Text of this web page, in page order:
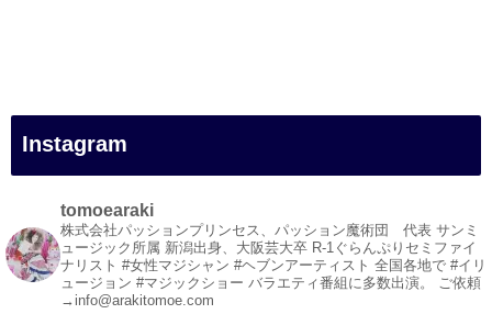
#白浜町
#変面ショー
#イベント
#宴会
#余興
1 5 X
Instagram
tomoearaki
株式会社パッションプリンセス、パッション魔術団 代表 サンミ
ュージック所属 新潟出身、大阪芸大卒 R-1ぐらんぷりセミファイ
ナリスト #女性マジシャン #ヘブンアーティスト 全国各地で #イリ
ュージョン #マジックショー バラエティ番組に多数出演。 ご依頼
→info@arakitomoe.com